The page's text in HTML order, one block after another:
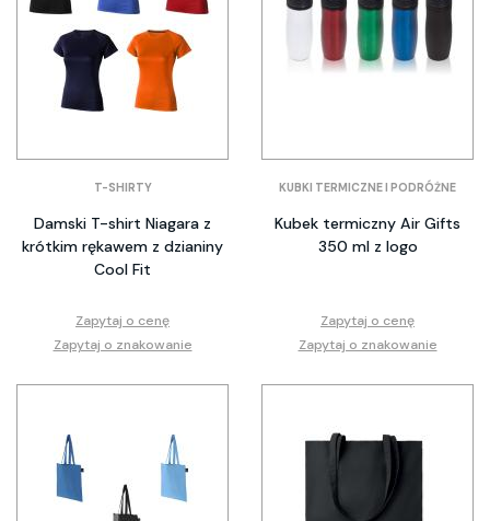
T-SHIRTY
Damski T-shirt Niagara z
krótkim rękawem z dzianiny
Cool Fit
Zapytaj o cenę
Zapytaj o znakowanie
KUBKI TERMICZNE I PODRÓŻNE
Kubek termiczny Air Gifts
350 ml z logo
Zapytaj o cenę
Zapytaj o znakowanie